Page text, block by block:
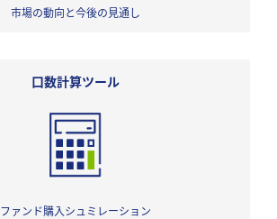
市場の動向と今後の見通し
口数計算ツール
ファンド購入シュミレーション